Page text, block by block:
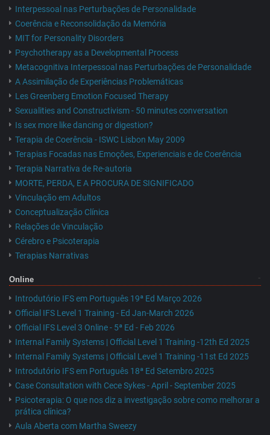
Interpessoal nas Perturbações de Personalidade
Coerência e Reconsolidação da Memória
MIT for Personality Disorders
Psychotherapy as a Developmental Process
Metacognitiva Interpessoal nas Perturbações de Personalidade
A Assimilação de Experiências Problemáticas
Les Greenberg Emotion Focused Therapy
Sexualities and Constructivism - 50 minutes conversation
Is sex more like dancing or digestion?
Terapia de Coerência - ISWC Lisbon May 2009
Terapias Focadas nas Emoções, Experienciais e de Coerência
Terapia Narrativa de Re-autoria
MORTE, PERDA, E A PROCURA DE SIGNIFICADO
Vinculação em Adultos
Conceptualização Clínica
Relações de Vinculação
Cérebro e Psicoterapia
Terapias Narrativas
Online
Introdutório IFS em Português 19ª Ed Março 2026
Official IFS Level 1 Training - Ed Jan-March 2026
Official IFS Level 3 Online - 5ª Ed - Feb 2026
Internal Family Systems | Official Level 1 Training -12th Ed 2025
Internal Family Systems | Official Level 1 Training -11st Ed 2025
Introdutório IFS em Português 18ª Ed Setembro 2025
Case Consultation with Cece Sykes - April - September 2025
Psicoterapia: O que nos diz a investigação sobre como melhorar a
prática clínica?
Aula Aberta com Martha Sweezy